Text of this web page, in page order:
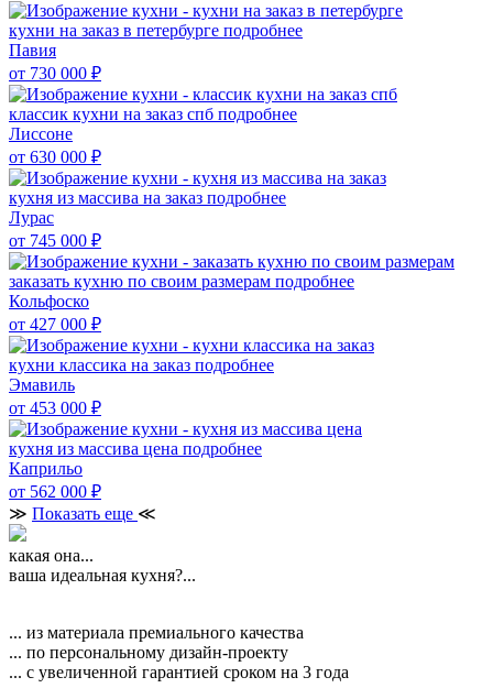
кухни на заказ в петербурге подробнее
Павия
от 730 000 ₽
классик кухни на заказ спб подробнее
Лиссоне
от 630 000 ₽
кухня из массива на заказ подробнее
Лурас
от 745 000 ₽
заказать кухню по своим размерам подробнее
Кольфоско
от 427 000 ₽
кухни классика на заказ подробнее
Эмавиль
от 453 000 ₽
кухня из массива цена подробнее
Каприльо
от 562 000 ₽
≫ Показать еще ≪
какая она...
ваша идеальная кухня?...
... из материала премиального качества
... по персональному дизайн-проекту
... с увеличенной гарантией сроком на 3 года